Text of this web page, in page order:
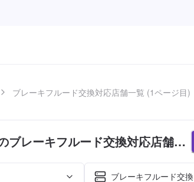
ブレーキフルード交換対応店舗一覧 (1ページ目)
ブレーキフルード交換対応店舗紹
ブレーキフルード交換